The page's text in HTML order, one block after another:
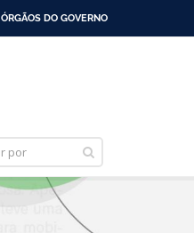
ÓRGÃOS DO GOVERNO